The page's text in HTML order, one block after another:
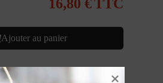
16,80 €TTC
Ajouter au panier